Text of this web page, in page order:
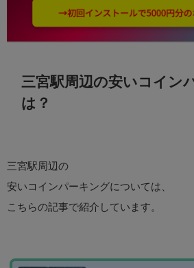
三宮駅周辺の安いコイン
は？
三宮駅周辺の
安いコインパーキングについては、
こちらの記事で紹介しています。